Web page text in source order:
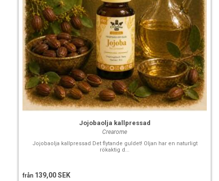
Jojobaolja kallpressad
Crearome
Jojobaolja kallpressad Det flytande guldet! Oljan har en naturligt
rökaktig d...
från 139,00 SEK